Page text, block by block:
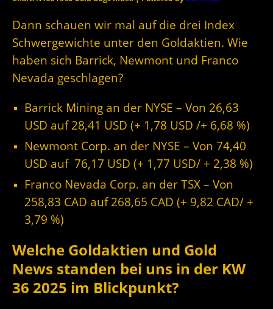
Dann schauen wir mal auf die drei Index
Schwergewichte unter den Goldaktien. Wie
haben sich Barrick, Newmont und Franco
Nevada geschlagen?
Barrick Mining an der NYSE – Von 26,63
USD auf 28,41 USD (+ 1,78 USD /+ 6,68 %)
Newmont Corp. an der NYSE – Von 74,40
USD auf 76,17 USD (+ 1,77 USD/ + 2,38 %)
Franco Nevada Corp. an der TSX – Von
258,83 CAD auf 268,65 CAD (+ 9,82 CAD/ +
3,79 %)
Welche Goldaktien und Gold
News standen bei uns in der KW
36 2025 im Blickpunkt?